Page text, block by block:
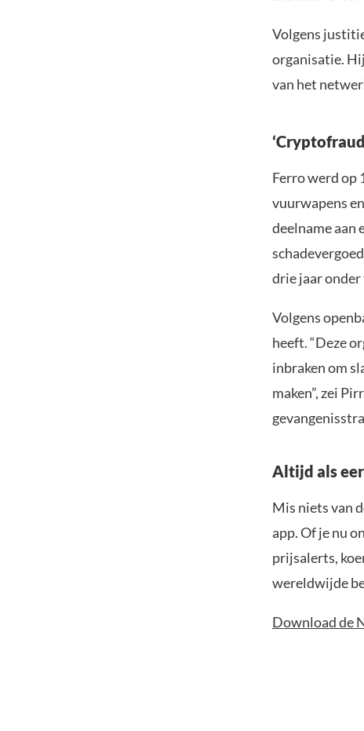
Volgens
organisatie.
van het
Ferro werd op
vuurwapens
deelname aan
drie jaar
Volgens
heeft. “Deze
inbraken om
maken”, zei
Altijd als
Mis niets van
app. Of je nu
prijsalerts,
wereldwijde
Download de